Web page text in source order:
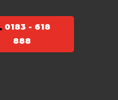
0183 - 618
888